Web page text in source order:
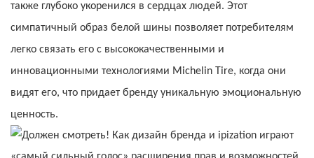
также глубоко укоренился в сердцах людей. Этот
симпатичный образ белой шины позволяет потребителям
легко связать его с высококачественными и
инновационными технологиями Michelin Tire, когда они
видят его, что придает бренду уникальную эмоциональную
ценность.